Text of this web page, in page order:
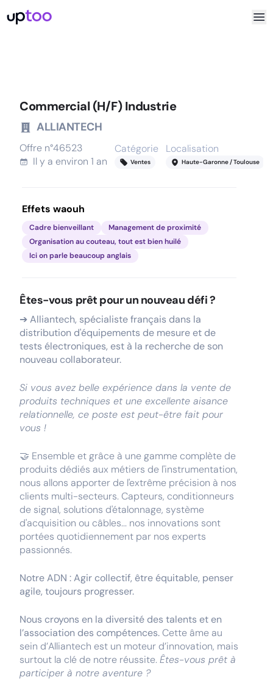
Commercial (H/F) Industrie
ALLIANTECH
Offre n°46523
Il y a environ 1 an
Catégorie
Ventes
Localisation
Haute-Garonne / Toulouse
Effets waouh
Cadre bienveillant
Management de proximité
Organisation au couteau, tout est bien huilé
Ici on parle beaucoup anglais
Êtes-vous prêt pour un nouveau défi ?
➔ Alliantech, spécialiste français dans la
distribution d'équipements de mesure et de
tests électroniques, est à la recherche de son
nouveau collaborateur.
Si vous avez belle expérience dans la vente de
produits techniques et une excellente aisance
relationnelle, ce poste est peut-être fait pour
vous !
🤝 Ensemble et grâce à une gamme complète de
produits dédiés aux métiers de l'instrumentation,
nous allons apporter de l'extrême précision à nos
clients multi-secteurs. Capteurs, conditionneurs
de signal, solutions d'étalonnage, système
d'acquisition ou câbles... nos innovations sont
portées quotidiennement par nos experts
passionnés.
Notre ADN : Agir collectif, être équitable, penser
agile, toujours progresser.
Nous croyons en la diversité des talents et en
l’association des compétences.Cette âme au
sein d’Alliantech est un moteur d’innovation, mais
surtout la clé de notre réussite.Êtes-vous prêt à
participer à notre aventure ?